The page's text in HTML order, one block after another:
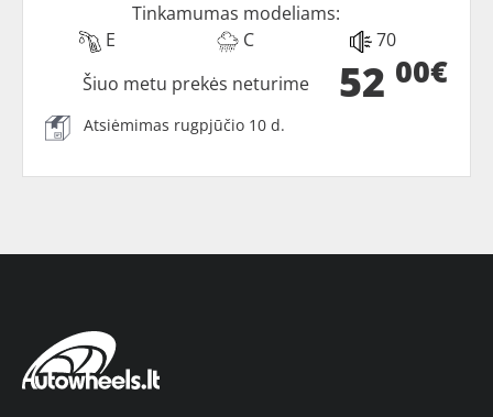
Tinkamumas modeliams:
E
C 70
52 00€
Šiuo metu prekės neturime
Atsiėmimas rugpjūčio 10 d.